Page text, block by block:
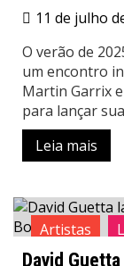
11 de julho
O verão de
um encontro
Martin Garrix
para lançar sua
Leia mais
Artistas
David